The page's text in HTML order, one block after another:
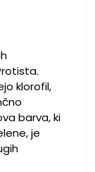
klorofil,
barva, ki
je